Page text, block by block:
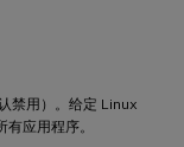
禁用）。给定 Linux
应用程序。